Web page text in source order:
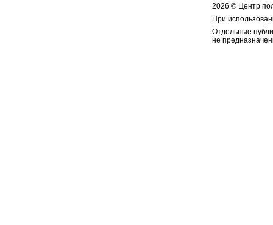
2026 © Центр
При
Отдельные
не